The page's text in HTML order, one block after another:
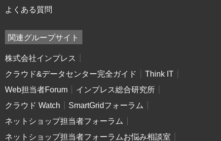
よくある質問
関連グループサイト
株式会社インプレス
クラウド&データセンター完全ガイド
Think IT
Web担当者Forum
インプレス総合研究所
クラウド Watch
SmartGridフォーラム
ネットショップ担当者フォーラム
ネットショップ担当者フォーラムお悩み相談室